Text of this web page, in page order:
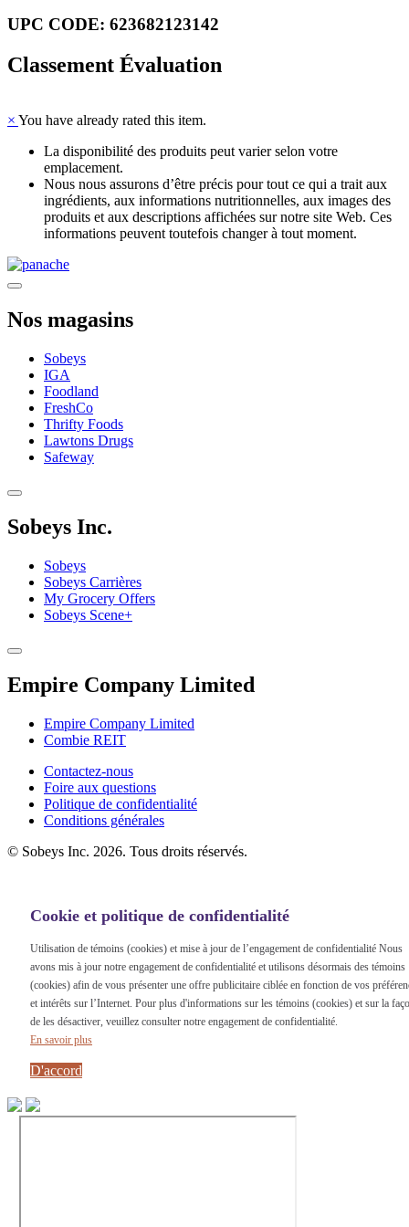
UPC CODE: 623682123142
Classement Évaluation
× You have already rated this item.
La disponibilité des produits peut varier selon votre
emplacement.
Nous nous assurons d’être précis pour tout ce qui a trait aux
ingrédients, aux informations nutritionnelles, aux images des
produits et aux descriptions affichées sur notre site Web. Ces
informations peuvent toutefois changer à tout moment.
Nos magasins
Sobeys
IGA
Foodland
FreshCo
Thrifty Foods
Lawtons Drugs
Safeway
Sobeys Inc.
Sobeys
Sobeys Carrières
My Grocery Offers
Sobeys Scene+
Empire Company Limited
Empire Company Limited
Combie REIT
Footer
Menu
Contactez-nous
Foire aux questions
Politique de confidentialité
Conditions générales
© Sobeys Inc. 2026. Tous droits réservés.
Cookie et politique de confidentialité
Utilisation de témoins (cookies) et mise à jour de l’engagement de confidentialité Nous
avons mis à jour notre engagement de confidentialité et utilisons désormais des témoins
(cookies) afin de vous présenter une offre publicitaire ciblée en fonction de vos
et intérêts sur l’Internet. Pour plus d'informations sur les témoins (cookies) et sur la
de les désactiver, veuillez consulter notre engagement de confidentialité.
En savoir plus
D'accord